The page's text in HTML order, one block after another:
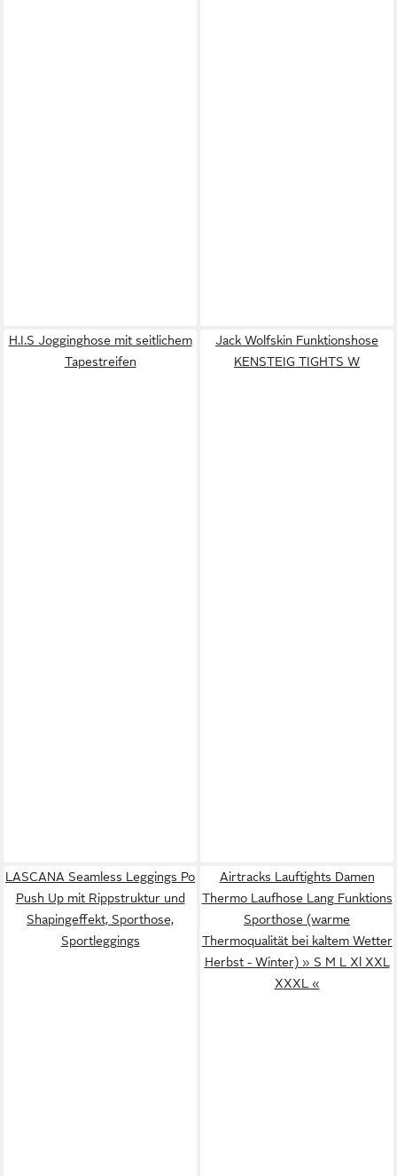
H.I.S Jogginghose mit seitlichem
Tapestreifen
Jack Wolfskin Funktionshose
KENSTEIG TIGHTS W
LASCANA Seamless Leggings Po
Push Up mit Rippstruktur und
Shapingeffekt, Sporthose,
Sportleggings
Airtracks Lauftights Damen
Thermo Laufhose Lang Funktions
Sporthose (warme
Thermoqualität bei kaltem Wetter
Herbst - Winter) » S M L Xl XXL
XXXL «